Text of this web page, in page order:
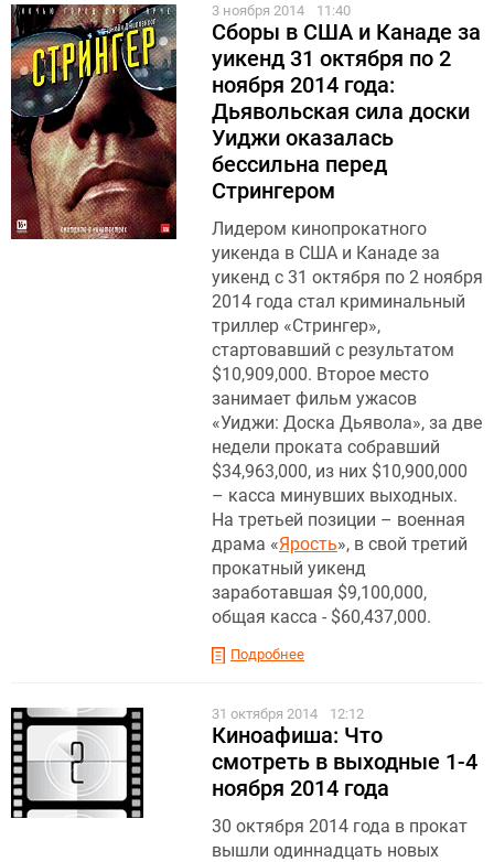
3 ноября 2014 11:40
Сборы в США и Канаде за
уикенд 31 октября по 2
ноября 2014 года:
Дьявольская сила доски
Уиджи оказалась
бессильна перед
Стрингером
Лидером кинопрокатного
уикенда в США и Канаде за
уикенд с 31 октября по 2 ноября
2014 года стал криминальный
триллер «Стрингер»,
стартовавший с результатом
$10,909,000. Второе место
занимает фильм ужасов
«Уиджи: Доска Дьявола», за две
недели проката собравший
$34,963,000, из них $10,900,000
– касса минувших выходных.
На третьей позиции – военная
драма «Ярость», в свой третий
прокатный уикенд
заработавшая $9,100,000,
общая касса - $60,437,000.
Подробнее
31 октября 2014 12:12
Киноафиша: Что
смотреть в выходные 1-4
ноября 2014 года
30 октября 2014 года в прокат
вышли одиннадцать новых